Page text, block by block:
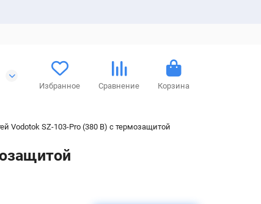
Избранное Сравнение Корзина
Vodotok SZ-103-Pro (380 В) с термозащитой